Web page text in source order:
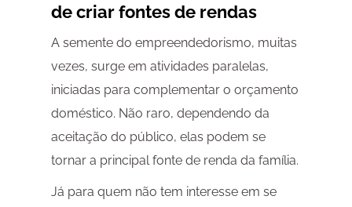
de criar fontes de rendas
A semente do empreendedorismo, muitas
vezes, surge em atividades paralelas,
iniciadas para complementar o orçamento
doméstico. Não raro, dependendo da
aceitação do público, elas podem se
tornar a principal fonte de renda da família.
Já para quem não tem interesse em se